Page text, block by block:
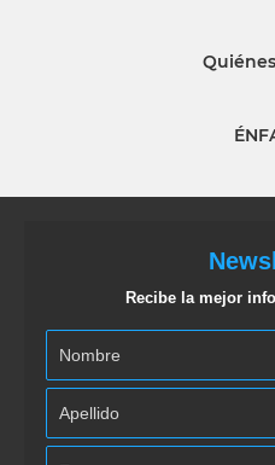
Recibe la mejor